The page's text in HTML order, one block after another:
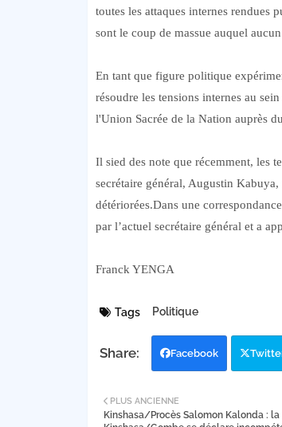
toutes les attaques internes rendues
sont le coup de massue auquel
En tant que figure politique
résoudre les tensions internes au
l'Union Sacrée de la Nation auprès
Il sied des note que récemment, les
secrétaire général, Augustin
détériorées.Dans une
par l’actuel secrétaire général et a
Franck YENGA
Tags Politique
Facebook
PLUS ANCIENNE
Kinshasa/Procès Salomon Kalonda :